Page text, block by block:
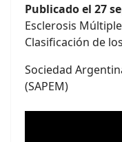
Publicado el 27
Esclerosis Múltiple
Clasificación de
Sociedad
(SAPEM)